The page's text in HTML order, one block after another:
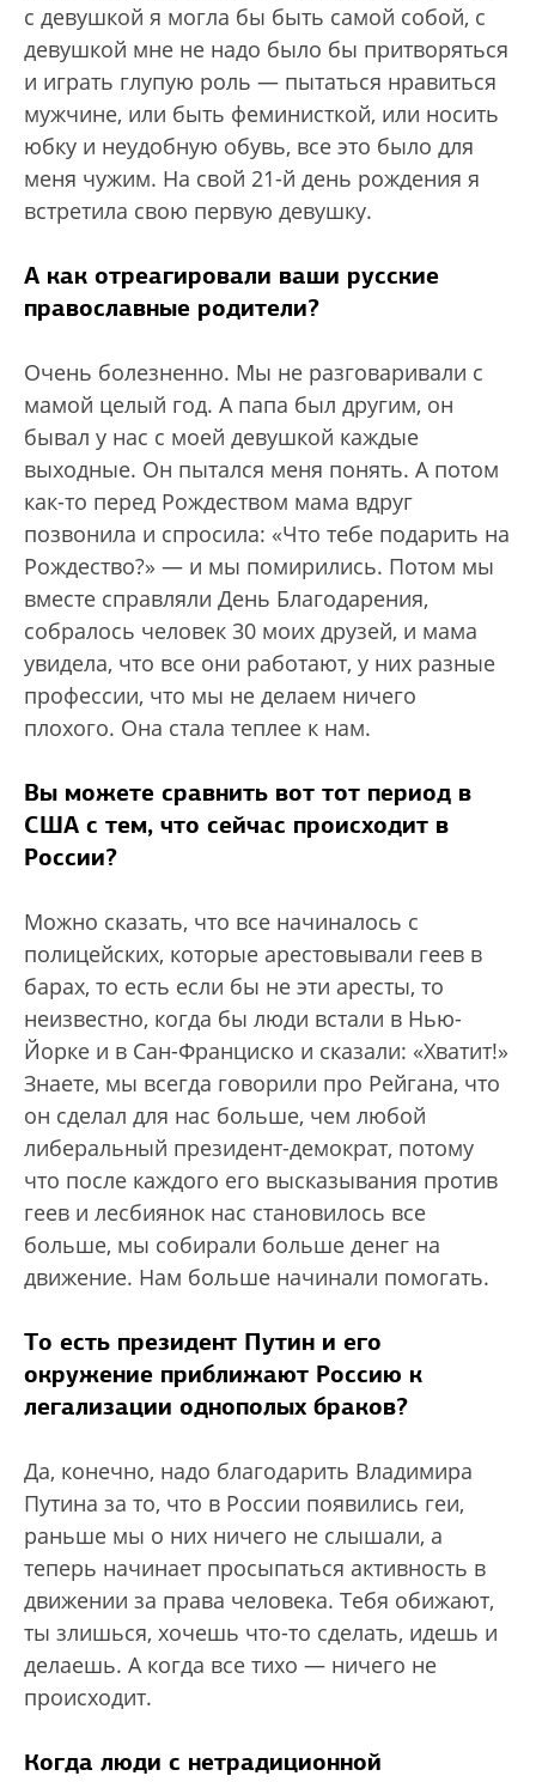
с девушкой я могла бы быть самой собой, с
девушкой мне не надо было бы притворяться
и играть глупую роль — пытаться нравиться
мужчине, или быть феминисткой, или носить
юбку и неудобную обувь, все это было для
меня чужим. На свой 21-й день рождения я
встретила свою первую девушку.
А как отреагировали ваши русские
православные родители?
Очень болезненно. Мы не разговаривали с
мамой целый год. А папа был другим, он
бывал у нас с моей девушкой каждые
выходные. Он пытался меня понять. А потом
как-то перед Рождеством мама вдруг
позвонила и спросила: «Что тебе подарить на
Рождество?» — и мы помирились. Потом мы
вместе справляли День Благодарения,
собралось человек 30 моих друзей, и мама
увидела, что все они работают, у них разные
профессии, что мы не делаем ничего
плохого. Она стала теплее к нам.
Вы можете сравнить вот тот период в
США с тем, что сейчас происходит в
России?
Можно сказать, что все начиналось с
полицейских, которые арестовывали геев в
барах, то есть если бы не эти аресты, то
неизвестно, когда бы люди встали в Нью-
Йорке и в Сан-Франциско и сказали: «Хватит!»
Знаете, мы всегда говорили про Рейгана, что
он сделал для нас больше, чем любой
либеральный президент-демократ, потому
что после каждого его высказывания против
геев и лесбиянок нас становилось все
больше, мы собирали больше денег на
движение. Нам больше начинали помогать.
То есть президент Путин и его
окружение приближают Россию к
легализации однополых браков?
Да, конечно, надо благодарить Владимира
Путина за то, что в России появились геи,
раньше мы о них ничего не слышали, а
теперь начинает просыпаться активность в
движении за права человека. Тебя обижают,
ты злишься, хочешь что-то сделать, идешь и
делаешь. А когда все тихо — ничего не
происходит.
Когда люди с нетрадиционной